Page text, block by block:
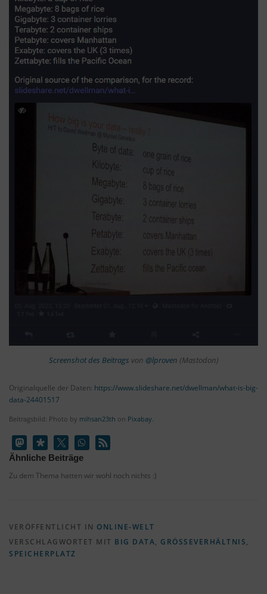
Screenshot des Beitrags von @lproven (Mastodon)
Originalquelle der Daten: https://www.slideshare.net/dwellman/what-is-big-
data-24401517
Beitragsbild: Photo by mihsan23th on Pixabay.
Ähnliche Beiträge
Zu dem Thema hatten wir wohl noch nichts :)
VERÖFFENTLICHT IN ONLINE-WELT
VERSCHLAGWORTET MIT BIG DATA, GRÖSSEVERHÄLTNIS
,
SPEICHERPLATZ